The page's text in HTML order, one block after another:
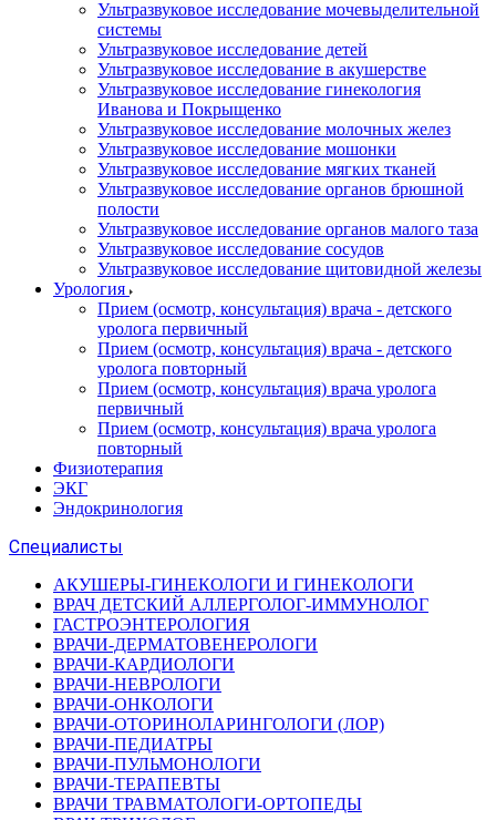
Ультразвуковое исследование мочевыделительной
системы
Ультразвуковое исследование детей
Ультразвуковое исследование в акушерстве
Ультразвуковое исследование гинекология
Иванова и Покрыщенко
Ультразвуковое исследование молочных желез
Ультразвуковое исследование мошонки
Ультразвуковое исследование мягких тканей
Ультразвуковое исследование органов брюшной
полости
Ультразвуковое исследование органов малого таза
Ультразвуковое исследование сосудов
Ультразвуковое исследование щитовидной железы
Урология
Прием (осмотр, консультация) врача - детского
уролога первичный
Прием (осмотр, консультация) врача - детского
уролога повторный
Прием (осмотр, консультация) врача уролога
первичный
Прием (осмотр, консультация) врача уролога
повторный
Физиотерапия
ЭКГ
Эндокринология
Специалисты
АКУШЕРЫ-ГИНЕКОЛОГИ И ГИНЕКОЛОГИ
ВРАЧ ДЕТСКИЙ АЛЛЕРГОЛОГ-ИММУНОЛОГ
ГАСТРОЭНТЕРОЛОГИЯ
ВРАЧИ-ДЕРМАТОВЕНЕРОЛОГИ
ВРАЧИ-КАРДИОЛОГИ
ВРАЧИ-НЕВРОЛОГИ
ВРАЧИ-ОНКОЛОГИ
ВРАЧИ-ОТОРИНОЛАРИНГОЛОГИ (ЛОР)
ВРАЧИ-ПЕДИАТРЫ
ВРАЧИ-ПУЛЬМОНОЛОГИ
ВРАЧИ-ТЕРАПЕВТЫ
ВРАЧИ ТРАВМАТОЛОГИ-ОРТОПЕДЫ